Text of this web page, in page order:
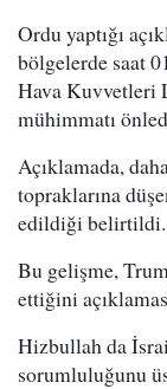
Ordu yaptığı
bölgelerde saat
Hava Kuvvetleri
mühimmatı
Açıklamada,
topraklarına
edildiği belirtildi.
Bu gelişme,
ettiğini
Hizbullah da
sorumluluğunu